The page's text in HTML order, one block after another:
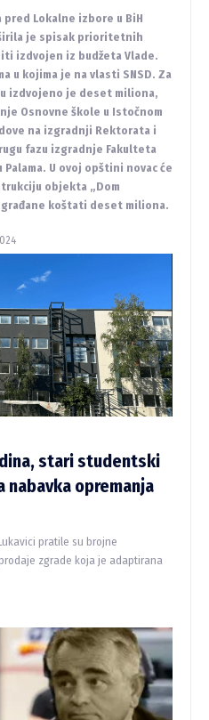
Lokalne izbore u BiH
je spisak prioritetnih
izdvojen iz budžeta Vlade.
u kojima je na vlasti SNSD. Za
izdvojeno je deset miliona,
Osnovne škole u Istočnom
na izgradnji Rektorata i
fazu izgradnje Fakulteta
U ovoj opštini novac će
objekta „Dom
koštati deset miliona.
stari studentski
nabavka opremanja
pratile su brojne
zgrade koja je adaptirana